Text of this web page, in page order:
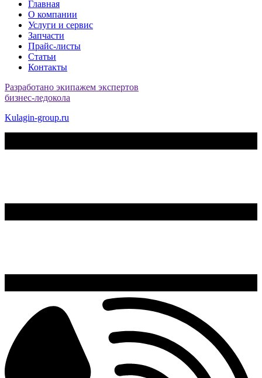
Главная
О компании
Услуги и сервис
Запчасти
Прайс-листы
Статьи
Контакты
Разработано экипажем экспертов
бизнес-ледокола
Kulagin-group.ru